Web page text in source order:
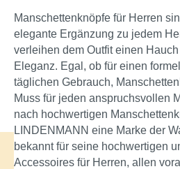
Manschettenknöpfe für Herren
elegante Ergänzung zu jedem
verleihen dem Outfit einen
Eleganz. Egal, ob für einen
täglichen Gebrauch,
Muss für jeden anspruchsvollen
nach hochwertigen
LINDENMANN eine Marke der
bekannt für seine hochwertigen
Accessoires für Herren, allen